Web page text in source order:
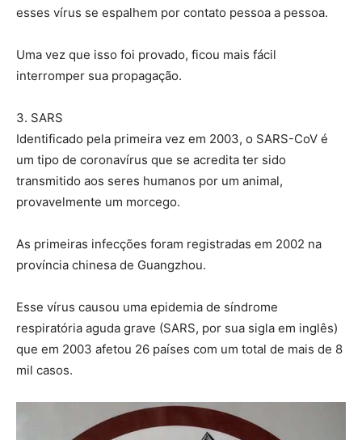
esses vírus se espalhem por contato pessoa a pessoa.
Uma vez que isso foi provado, ficou mais fácil
interromper sua propagação.
3. SARS
Identificado pela primeira vez em 2003, o SARS-CoV é
um tipo de coronavírus que se acredita ter sido
transmitido aos seres humanos por um animal,
provavelmente um morcego.
As primeiras infecções foram registradas em 2002 na
província chinesa de Guangzhou.
Esse vírus causou uma epidemia de síndrome
respiratória aguda grave (SARS, por sua sigla em inglês)
que em 2003 afetou 26 países com um total de mais de 8
mil casos.